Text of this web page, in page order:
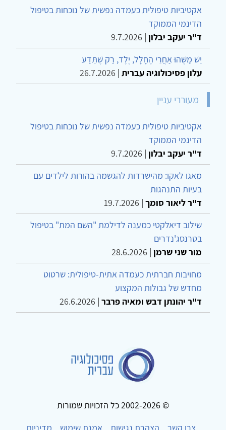
אקטיביות טיפולית כעמדה נפשית של נוכחות בטיפול
הדינמי הממוקד
ד"ר יעקב יבלון |
9.7.2026
יֵשׁ מַשֶּׁהוּ אַחֲרֵי הֶחָלָל, יֶלֶד, רַק שֶׁתֵּדַע
עלון פסיכולוגיה עברית |
26.7.2026
מעוררי עניין
אקטיביות טיפולית כעמדה נפשית של נוכחות בטיפול
הדינמי הממוקד
ד"ר יעקב יבלון |
9.7.2026
מאגו לאקו: מהישרדות להגשמה בהורות לילדים עם
בעיות התנהגות
ד"ר ליאור סומך |
19.7.2026
שילוב דיאלקטי כמענה לדילמת "השם המת" בטיפול
בטרנסג'נדרים
מור שני שרמן |
28.6.2026
מחויבות חברתית כעמדה אתית-טיפולית: שרטוט
מחדש של גבולות המקצוע
ד"ר יהונתן דבש ומאיה פרבר |
26.6.2026
© 2002-2026 כל הזכויות שמורות